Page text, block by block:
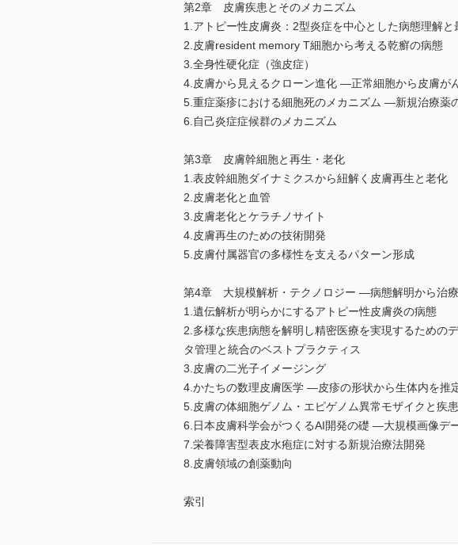
第2章 皮膚疾患とそのメカニズム
1.アトピー性皮膚炎：2型炎症を中心とした病態理解と
2.皮膚resident memory T細胞から考える乾癬の病態
3.全身性硬化症（強皮症）
4.皮膚から見えるクローン進化 ―正常細胞から皮膚が
5.重症薬疹における細胞死のメカニズム ―新規治療薬
6.自己炎症症候群のメカニズム
第3章 皮膚幹細胞と再生・老化
1.表皮幹細胞ダイナミクスから紐解く皮膚再生と老化
2.皮膚老化と血管
3.皮膚老化とケラチノサイト
4.皮膚再生のための技術開発
5.皮膚付属器官の多様性を支えるパターン形成
第4章 大規模解析・テクノロジー ―病態解明から治
1.遺伝解析が明らかにするアトピー性皮膚炎の病態
2.多様な疾患病態を解明し精密医療を実現するための
タ管理と統合のベストプラクティス
3.皮膚の二光子イメージング
4.かたちの数理皮膚医学 ―皮疹の形状から生体内を推
5.皮膚の体細胞ゲノム・エピゲノム異常モザイクと疾患
6.日本皮膚科学会がつくるAI開発の礎 ―大規模画像デ
7.栄養障害型表皮水疱症に対する新規治療法開発
8.皮膚領域の創薬動向
索引